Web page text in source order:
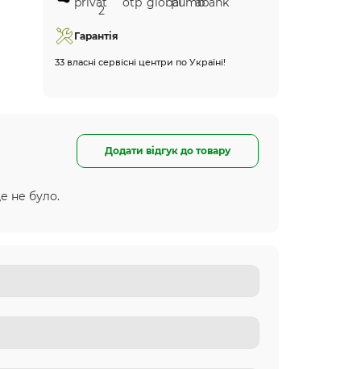
Гарантія
33 власні сервісні центри по Україні!
Додати відгук до товару
не було.